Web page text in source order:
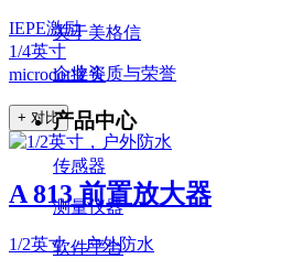
IEPE激励
1/4英寸
microdot接头
+ 对比
A 813 前置放大器
1/2英寸，户外防水
关于美格信
企业资质与荣誉
产品中心
传感器
测量仪器
软件平台